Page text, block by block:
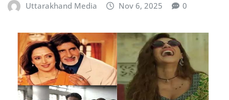
Uttarakhand Media Nov 6, 2025 0